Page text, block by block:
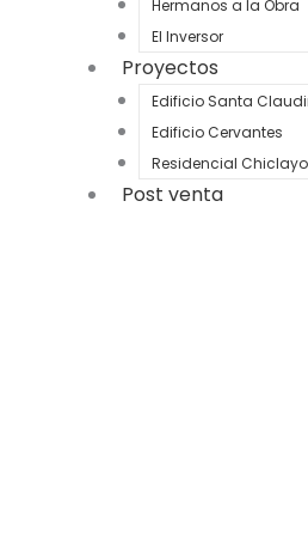
Hermanos a la Obra
El Inversor
Proyectos
Edificio Santa
Edificio Cervantes
Residencial Chiclayo
Post venta